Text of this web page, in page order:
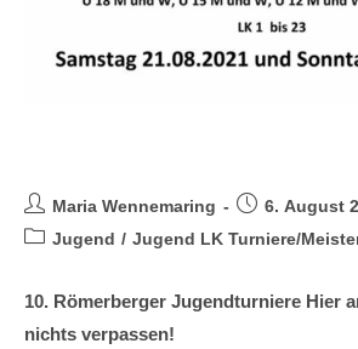
Maria Wennemaring
6. August
Jugend / Jugend LK Turniere/
10. Römerberger Jugendturniere Hier
nichts verpassen!